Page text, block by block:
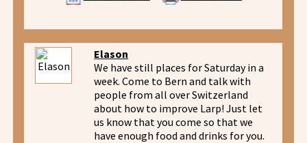
Elason
We have still places for Saturday in a
week. Come to Bern and talk with
people from all over Switzerland
about how to improve Larp! Just let
us know that you come so that we
have enough food and drinks for you.